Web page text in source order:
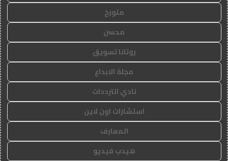
متورخ
مدسن
روتانا تسويق
مجلة الابداع
نادي الترددات
استشارات اون لاين
المعارف
هيدب فيديو